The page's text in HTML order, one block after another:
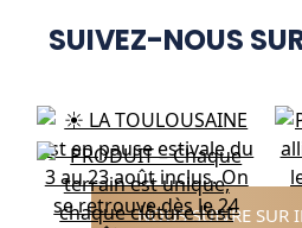
SUIVEZ-NOUS
NOUS SUIVRE SUR